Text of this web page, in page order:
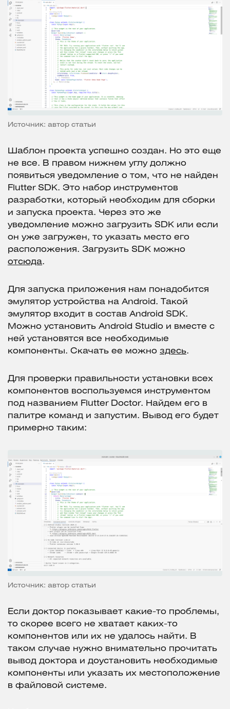
Источник: автор статьи
Шаблон проекта успешно создан. Но это еще
не все. В правом нижнем углу должно
появиться уведомление о том, что не найден
Flutter SDK. Это набор инструментов
разработки, который необходим для сборки
и запуска проекта. Через это же
уведомление можно загрузить SDK или если
он уже загружен, то указать место его
расположения. Загрузить SDK можно
отсюда.
Для запуска приложения нам понадобится
эмулятор устройства на Android. Такой
эмулятор входит в состав Android SDK.
Можно установить Android Studio и вместе с
ней установятся все необходимые
компоненты. Скачать ее можно здесь.
Для проверки правильности установки всех
компонентов воспользуемся инструментом
под названием Flutter Doctor. Найдем его в
палитре команд и запустим. Вывод его будет
примерно таким:
Источник: автор статьи
Если доктор показывает какие-то проблемы,
то скорее всего не хватает каких-то
компонентов или их не удалось найти. В
таком случае нужно внимательно прочитать
вывод доктора и доустановить необходимые
компоненты или указать их местоположение
в файловой системе.